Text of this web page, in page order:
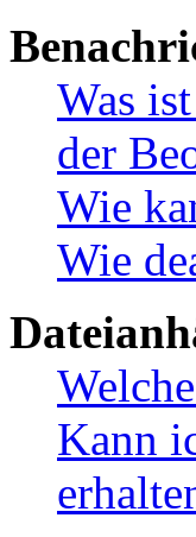
Was
der
Wie
Wie
Kann